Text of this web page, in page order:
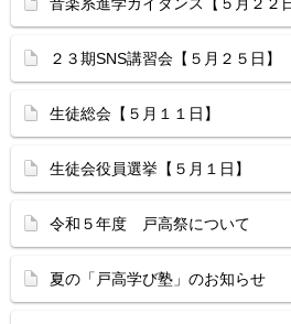
２３期SNS講習会【５月２５日】
生徒総会【５月１１日】
生徒会役員選挙【５月１日】
令和５年度 戸高祭について
夏の「戸高学び塾」のお知らせ